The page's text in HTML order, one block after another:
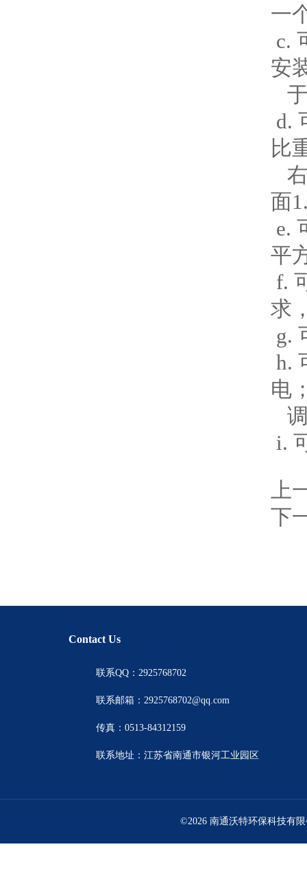
一
c.
安
d.
比
面
e.
平
f.
求
g.
h.
电
i.
上
下
Contact Us
联系QQ：2925768702
联系邮箱：2925768702@qq.com
传真：0513-84312159
联系地址：江苏省南通市银河工业园区
©2026 南通沃特环保科技有